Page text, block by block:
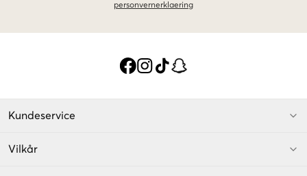
personvernerklaering
Kundeservice
Vilkår